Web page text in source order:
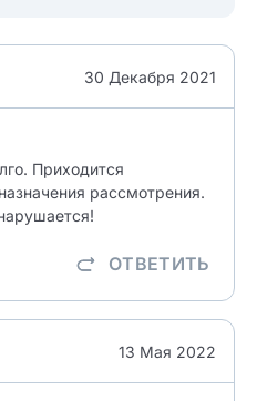
30 Декабря 2021
Приходится
рассмотрения.
ОТВЕТИТЬ
13 Мая 2022
отзыва
ОТЗЫВ
отзыва